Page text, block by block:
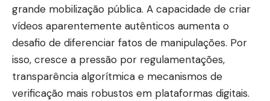
grande mobilização pública. A capacidade de criar
vídeos aparentemente autênticos aumenta o
desafio de diferenciar fatos de manipulações. Por
isso, cresce a pressão por regulamentações,
transparência algorítmica e mecanismos de
verificação mais robustos em plataformas digitais.